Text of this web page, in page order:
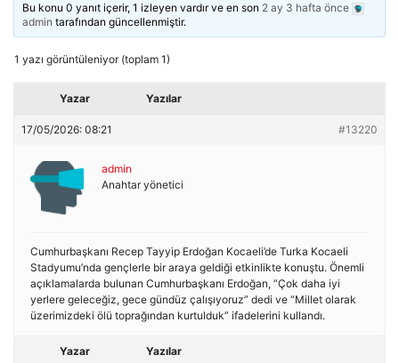
Bu konu 0 yanıt içerir, 1 izleyen vardır ve en son 2 ay 3 hafta önce
admin tarafından güncellenmiştir.
1 yazı görüntüleniyor (toplam 1)
Yazar Yazılar
17/05/2026: 08:21 #13220
admin
Anahtar yönetici
Cumhurbaşkanı Recep Tayyip Erdoğan Kocaeli’de Turka Kocaeli
Stadyumu’nda gençlerle bir araya geldiği etkinlikte konuştu. Önemli
açıklamalarda bulunan Cumhurbaşkanı Erdoğan, “Çok daha iyi
yerlere geleceğiz, gece gündüz çalışıyoruz” dedi ve “Millet olarak
üzerimizdeki ölü toprağından kurtulduk” ifadelerini kullandı.
Yazar Yazılar